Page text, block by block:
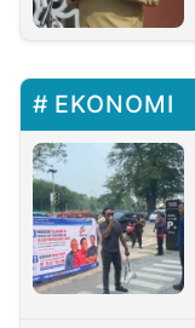
EKONOMI